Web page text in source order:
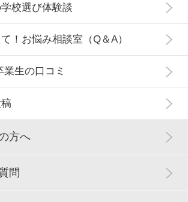
校選び体験談
！お悩み相談室（Q＆A）
業生の口コミ
方へ
問